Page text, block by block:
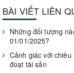
BÀI VIẾT LIÊN
Những đối tượng
01/01/2025?
Cảnh giác với chiêu
đoạt tài sản